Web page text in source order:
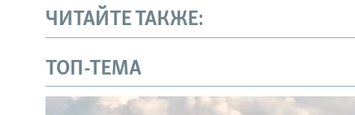
ЧИТАЙТЕ ТАКЖЕ:
ТОП-ТЕМА